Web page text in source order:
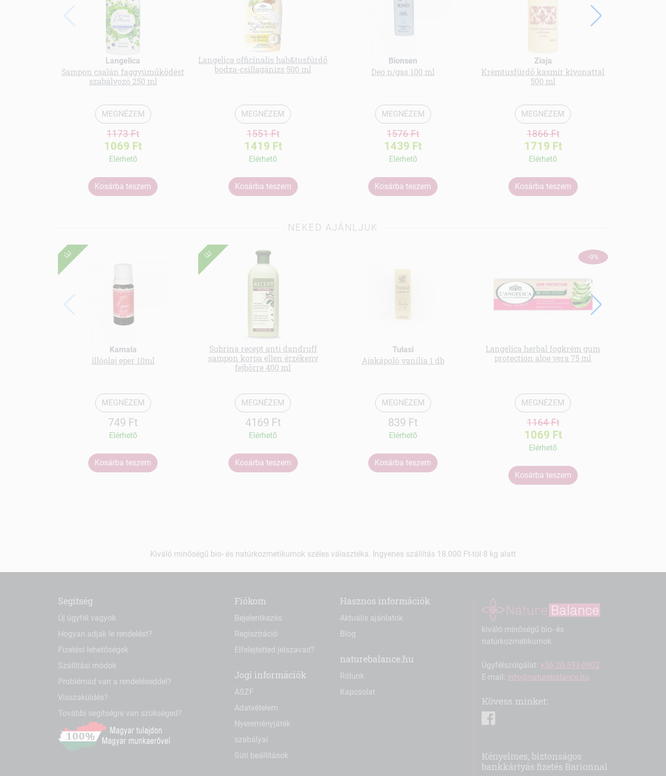
Langelica
Sampon csalán faggyúműködést
szabályozó 250 ml
MEGNÉZEM
1173 Ft
1069 Ft
Elérhetõ
Kosárba teszem
Langelica officinalis hab&tusfürdő
bodza-csillagánizs 500 ml
MEGNÉZEM
1551 Ft
1419 Ft
Elérhetõ
Kosárba teszem
Bionsen
Deo n/gas 100 ml
MEGNÉZEM
1576 Ft
1439 Ft
Elérhetõ
Kosárba teszem
Ziaja
Krémtusfürdő kasmír kivonattal
500 ml
MEGNÉZEM
1866 Ft
1719 Ft
Elérhetõ
Kosárba teszem
NEKED AJÁNLJUK
ÚJ
Kamala
illóolaj eper 10ml
MEGNÉZEM
749 Ft
Elérhetõ
Kosárba teszem
ÚJ
Subrina recept anti dandruff
sampon korpa ellen érzékeny
fejbőrre 400 ml
MEGNÉZEM
4169 Ft
Elérhetõ
Kosárba teszem
Tulasi
Ajakápoló vanília 1 db
MEGNÉZEM
839 Ft
Elérhetõ
Kosárba teszem
-9%
Langelica herbal fogkrém gum
protection aloe vera 75 ml
MEGNÉZEM
1164 Ft
1069 Ft
Elérhetõ
Kosárba teszem
Kiváló minőségű bio- és natúrkozmetikumok széles választéka. Ingyenes szállítás 18.000 Ft-tól 8 kg alatt
Segítség
Új ügyfél vagyok
Hogyan adjak le rendelést?
Fizetési lehetőségek
Szállítási módok
Problémád van a rendeléseddel?
Visszaküldés?
További segítségre van szükséged?
Fiókom
Bejelentkezés
Regisztráció
Elfelejtetted jelszavad?
Jogi információk
ÁSZF
Adatvételem
Nyereményjáték
szabályai
Süti beállítások
Hasznos információk
Aktuális ajánlatok
Blog
naturebalance.hu
Rólunk
Kapcsolat
kiváló minőségű bio- és
natúrkozmetikumok
Ügyfélszolgálat: +36-20-593-0902
E-mail: info@naturebalance.hu
Kövess minket:
Kényelmes, biztonságos
bankkártyás fizetés Barionnal